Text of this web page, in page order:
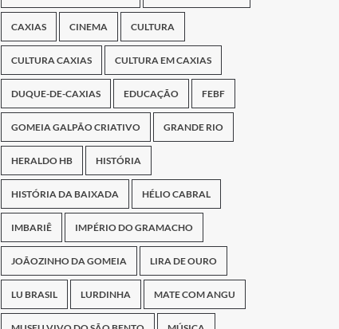
CAXIAS CINEMA CULTURA
CULTURA CAXIAS CULTURA EM CAXIAS
DUQUE-DE-CAXIAS EDUCAÇÃO FEBF
GOMEIA GALPÃO CRIATIVO GRANDE RIO
HERALDO HB HISTÓRIA
HISTÓRIA DA BAIXADA HÉLIO CABRAL
IMBARIÊ IMPÉRIO DO GRAMACHO
JOÃOZINHO DA GOMEIA LIRA DE OURO
LU BRASIL LURDINHA MATE COM ANGU